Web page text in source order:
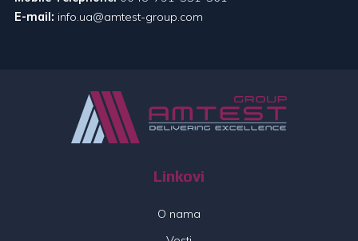
E-mail: info.ua@amtest-group.com
Linkovi
O nama